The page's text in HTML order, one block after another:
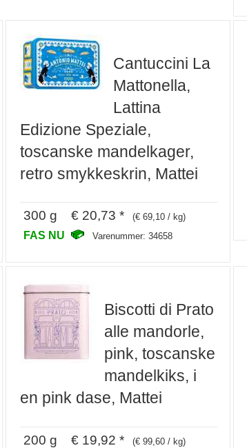
Cantuccini La
Mattonella,
Lattina
Edizione Speziale,
toscanske mandelkager,
retro smykkeskrin, Mattei
300 g € 20,73 * (€ 69,10 / kg)
FAS NU Varenummer: 34658
Biscotti di Prato
alle mandorle,
pink, toscanske
mandelkiks, i
en pink dase, Mattei
200 g € 19,92 * (€ 99,60 / kg)